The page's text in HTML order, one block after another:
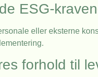
ESG-
eller eksterne
forhold til